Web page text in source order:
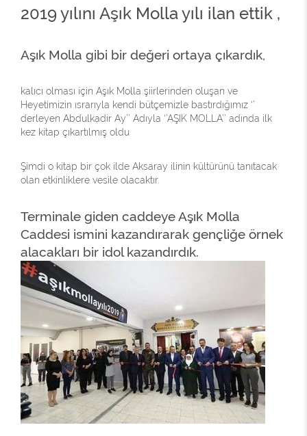
2019 yılını Aşık Molla yılı ilan ettik ,
Aşık Molla gibi bir değeri ortaya çıkardık,
kalıcı olması için Aşık Molla şiirlerinden oluşan ve
Heyetimizin ısrarıyla kendi bütçemizle bastırdığımız ‘’
derleyen Abdulkadir Ay’’ Adıyla ‘’AŞIK MOLLA’’ adında ilk
kez kitap çıkartılmış oldu
Şimdi o kitap bir çok ilde Aksaray ilinin kültürünü tanıtacak
olan etkinliklere vesile olacaktır.
Terminale giden caddeye Aşık Molla
Caddesi ismini kazandırarak gençliğe örnek
alacakları bir idol kazandırdık.